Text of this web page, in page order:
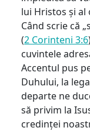
lui Hristos și al
Când scrie că
(2 Corinteni 3:6
cuvintele
Accentul pus
Duhului, la
departe ne
să privim la
credinței